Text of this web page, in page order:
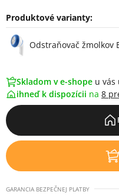
Produktové varianty:
Varianty
Odstraňovač žmolkov
Skladom v e-shope u vás
ihneď k dispozícii na 8
GARANCIA BEZPEČNEJ PLATBY